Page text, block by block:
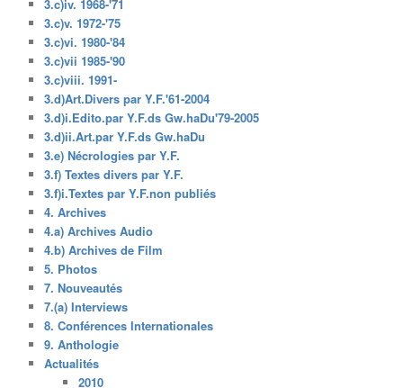
3.c)iv. 1968-'71
3.c)v. 1972-'75
3.c)vi. 1980-'84
3.c)vii 1985-'90
3.c)viii. 1991-
3.d)Art.Divers par Y.F.'61-2004
3.d)i.Edito.par Y.F.ds Gw.haDu'79-2005
3.d)ii.Art.par Y.F.ds Gw.haDu
3.e) Nécrologies par Y.F.
3.f) Textes divers par Y.F.
3.f)i.Textes par Y.F.non publiés
4. Archives
4.a) Archives Audio
4.b) Archives de Film
5. Photos
7. Nouveautés
7.(a) Interviews
8. Conférences Internationales
9. Anthologie
Actualités
2010